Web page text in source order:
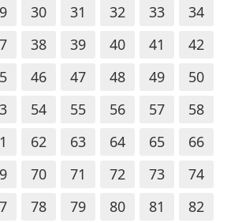
30 31 32 33
34
38 39 40 41
42
46 47 48 49
50
54 55 56 57
58
62 63 64 65
66
70 71 72 73
74
78 79 80 81
82